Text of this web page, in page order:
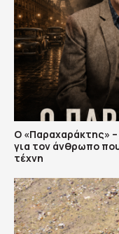
Ο «Παραχαράκτης»
για τον άνθρωπο
τέχνη